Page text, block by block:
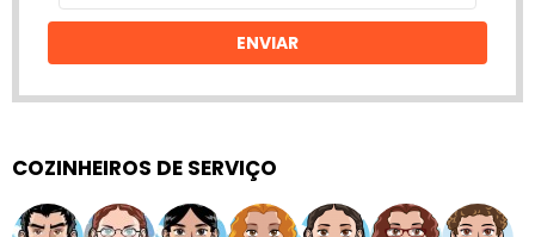
email
ENVIAR
COZINHEIROS DE SERVIÇO